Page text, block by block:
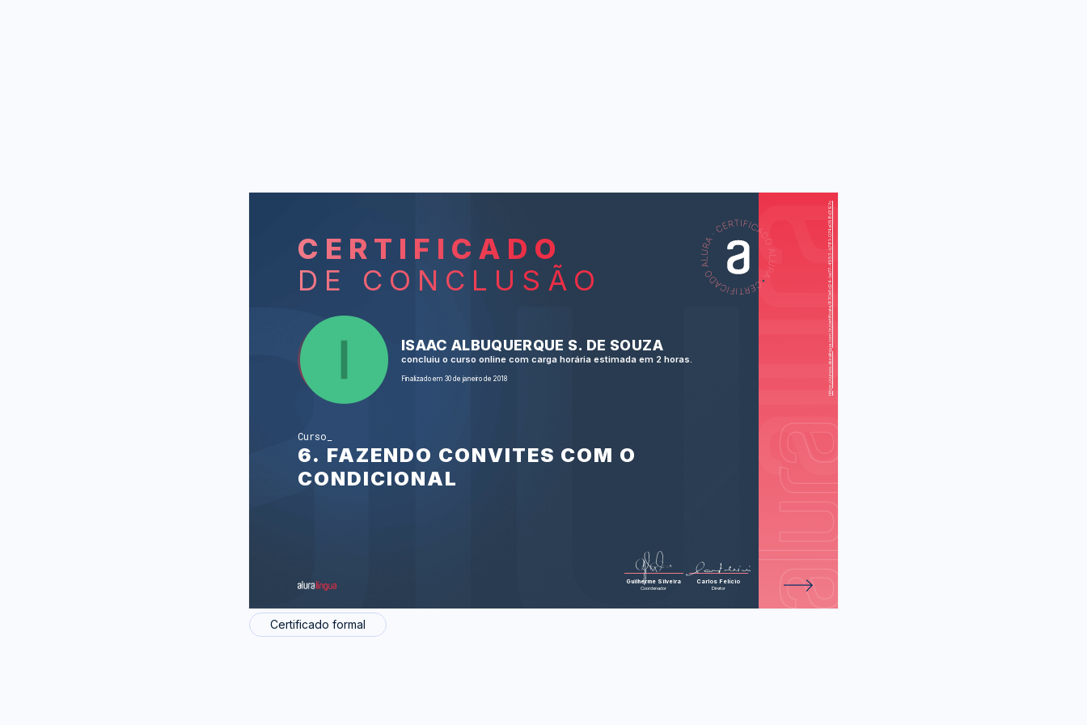
CERTIFICADO
DE CONCLUSÃO
ISAAC ALBUQUERQUE S. DE SOUZA
concluiu o curso online com carga horária estimada em 2 horas.
Finalizado em 30 de janeiro de 2018
Curso
6. FAZENDO CONVITES COM O
CONDICIONAL
Guilherme Silveira
Coordenador
Carlos Felício
Diretor
https://cursos.aluralingua.com.br/certificate/870e5d24-be77-4553-b781-074a058d397c
AU
LAS
Facebook friends (Amigos
Certificado formal